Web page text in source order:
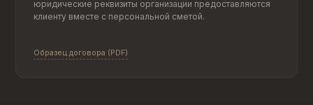
юридические реквизиты организации предоставляются
клиенту вместе с персональной сметой.
Образец договора (PDF)